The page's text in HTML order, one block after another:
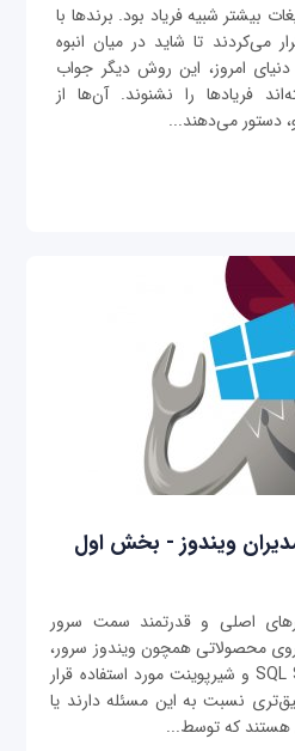
بیشتر شبیه فریاد بود. برندها با
می‌کردند تا شاید در میان انبوه
امروز، این روش دیگر جواب
فریادها را نشنوند. آن‌ها از
دستور می‌دهند...
اصلی و قدرتمند سمت سرور
محصولاتی همچون ویندوز سرور،
SQL Server ،Exchange Server و شیرپوینت مورد استفاده قرار
نسبت به این مسئله دارند یا
هستند که توسط...